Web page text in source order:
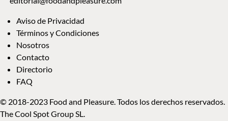
Aviso de Privacidad
Términos y Condiciones
Nosotros
Contacto
Directorio
FAQ
© 2018-2023 Food and Pleasure. Todos los derechos reservados.
The Cool Spot Group SL.